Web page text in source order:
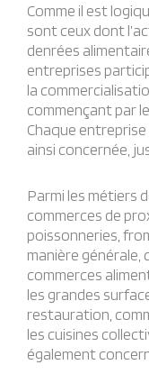
Comme il est
sont ceux dont
denrées
entreprises
la
commençant par
Chaque
ainsi concernée,
Parmi les métiers
commerces de
poissonneries,
manière générale,
commerces
les grandes
restauration,
les cuisines
également